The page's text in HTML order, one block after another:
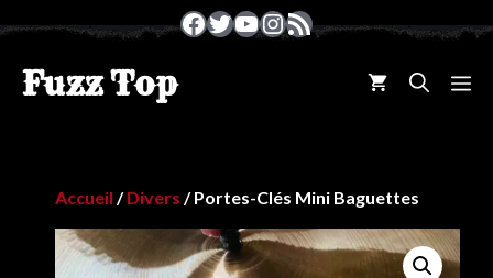
au
contenu
Facebook
Twitter
YouTube
Instagram
Flux RSS
Fuzz Top
Accueil /Divers / Portes-Clés Mini Baguettes